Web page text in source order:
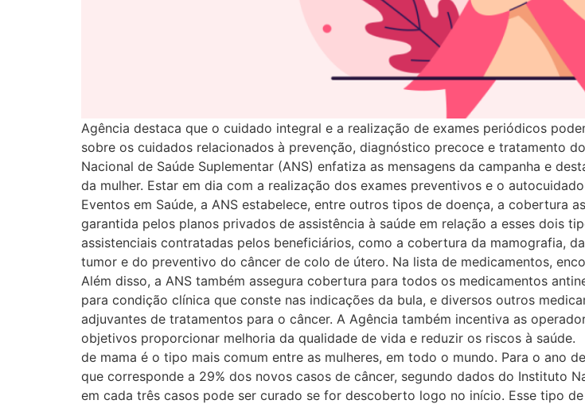
Agência destaca que o cuidado integral e a realização de exames periódicos
sobre os cuidados relacionados à prevenção, diagnóstico precoce e tratamento
Nacional de Saúde Suplementar (ANS) enfatiza as mensagens da campanha e
da mulher. Estar em dia com a realização dos exames preventivos e o
Eventos em Saúde, a ANS estabelece, entre outros tipos de doença, a cobertura
garantida pelos planos privados de assistência à saúde em relação a esses dois
assistenciais contratadas pelos beneficiários, como a cobertura da mamografia,
tumor e do preventivo do câncer de colo de útero. Na lista de medicamentos,
Além disso, a ANS também assegura cobertura para todos os medicamentos
para condição clínica que conste nas indicações da bula, e diversos outros
adjuvantes de tratamentos para o câncer. A Agência também incentiva as
objetivos proporcionar melhoria da qualidade de vida e reduzir os riscos à
de mama é o tipo mais comum entre as mulheres, em todo o mundo. Para o ano
que corresponde a 29% dos novos casos de câncer, segundo dados do Instituto
em cada três casos pode ser curado se for descoberto logo no início. Esse tipo